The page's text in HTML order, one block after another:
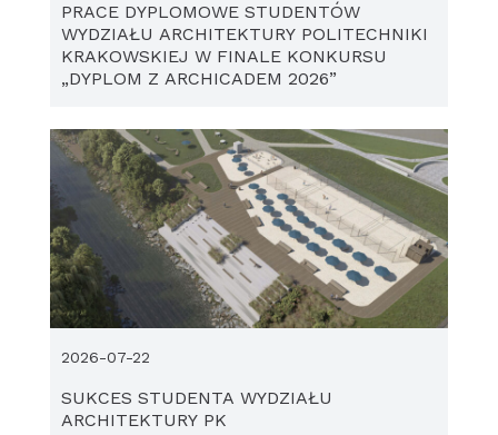
PRACE DYPLOMOWE STUDENTÓW
WYDZIAŁU ARCHITEKTURY POLITECHNIKI
KRAKOWSKIEJ W FINALE KONKURSU
„DYPLOM Z ARCHICADEM 2026”
SUKCES STUDENTA WYDZIAŁU
ARCHITEKTURY PK
2026-07-22